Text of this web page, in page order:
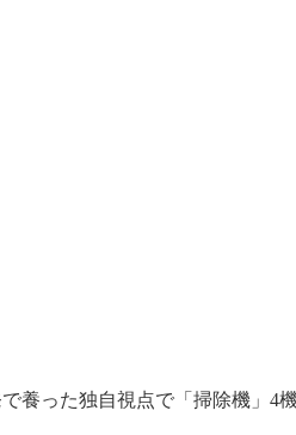
養った独自視点で「掃除機」4